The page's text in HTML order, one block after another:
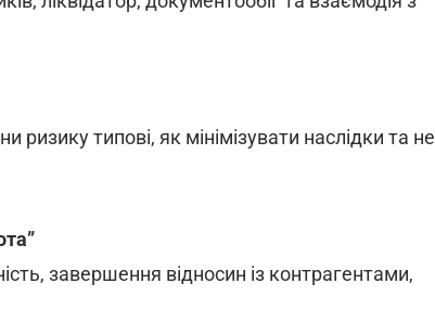
ризику типові, як мінімізувати наслідки та не
завершення відносин із контрагентами,